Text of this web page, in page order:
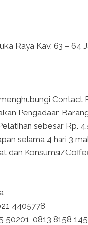
Raya Kav. 63 – 64
Contact
Pengadaan
sebesar Rp.
selama 4 hari 3
dan Konsumsi/
4405778
50201, 0813 8158